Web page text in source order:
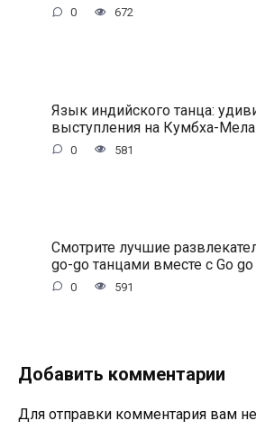
0 672
Язык индийского танца:
выступления на Кумбха-
0 581
Смотрите лучшие
go-go танцами вместе с Go
0 591
Добавить комментарии
Для отправки комментария вам